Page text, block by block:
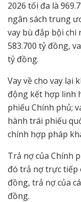
2026 tối đa là
ngân sách trung
vay bù đắp bội
583.700 tỷ đồng,
tỷ đồng.
Vay về cho vay lại
động kết hợp linh
phiếu Chính phủ;
hành trái phiếu
chính hợp pháp
Trả nợ của Chính
đó trả nợ trực tiếp
đồng, trả nợ của
đồng.